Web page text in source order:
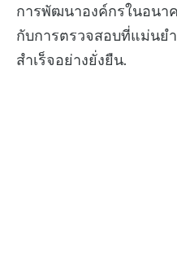
การพัฒนาองค์กรในอนา
กับการตรวจสอบที่แม่นย
สำเร็จอย่างยั่งยืน.